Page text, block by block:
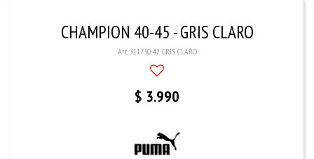
CHAMPION 40-45 - GRIS CLARO
311730-42 GRIS CLARO
$ 3.990